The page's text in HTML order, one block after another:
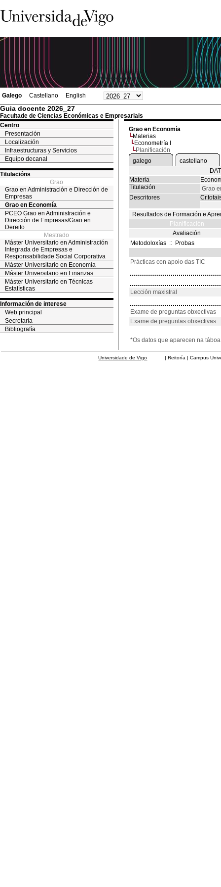
Galego Castellano English
Guia docente 2026_27
Facultade de Ciencias Económicas e Empresariais
Centro
Presentación
Localización
Infraestructuras y Servicios
Equipo decanal
Titulacións
Grao
Grao en Administración e Dirección de
Empresas
Grao en Economía
PCEO Grao en Administración e
Dirección de Empresas/Grao en
Dereito
Mestrado
Máster Universitario en Administración
Integrada de Empresas e
Responsabilidade Social Corporativa
Máster Universitario en Economía
Máster Universitario en Finanzas
Máster Universitario en Técnicas
Estatísticas
Información de interese
Web principal
Secretaría
Bibliografía
Grao en Economía
Materias
Econometría I
Planificación
galego
castellano
Materia
Titulación
Grao
Descritores
Resultados de Formación e
Planificación
Avaliación
Metodoloxías :: Probas
Prácticas con apoio das TIC
Lección maxistral
Exame de preguntas obxectivas
Exame de preguntas obxectivas
*Os datos que aparecen na
Universidade de Vigo | Reitoría | Campus